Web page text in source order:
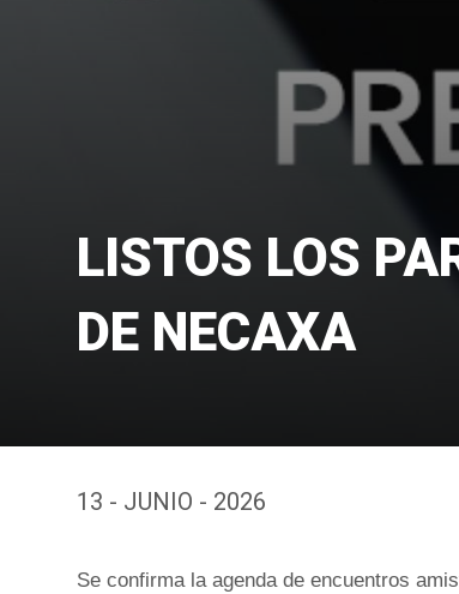
LISTOS LOS
DE NECAXA
13 - JUNIO - 2026
Se confirma la agenda de encuentros